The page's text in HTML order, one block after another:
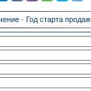
· Год старта продаж